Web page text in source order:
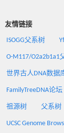
友情链接
ISOGG父系树
O-M117/O2a2b1a1
世界古人DNA数据
FamilyTreeDNA论坛
祖源树 父系树
UCSC Genome